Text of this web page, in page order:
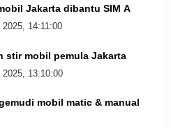
Jakarta dibantu SIM A
14:11:00
stir mobil pemula Jakarta
13:10:00
mobil matic & manual